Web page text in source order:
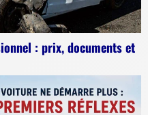
: prix, documents et